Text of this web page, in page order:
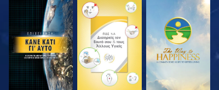
ΠΑΡΑΚΟΛΟΥΘΗΣΤΕ ΠΑΡΑΚΟΛΟΥΘΗΣΤΕ ΠΑΡΑΚΟΛΟΥΘΗΣΤΕ